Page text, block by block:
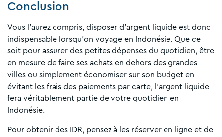
Conclusion
Vous l’aurez compris, disposer d’argent liquide est donc
indispensable lorsqu’on voyage en Indonésie. Que ce
soit pour assurer des petites dépenses du quotidien, être
en mesure de faire ses achats en dehors des grandes
villes ou simplement économiser sur son budget en
évitant les frais des paiements par carte, l’argent liquide
fera véritablement partie de votre quotidien en
Indonésie.
Pour obtenir des IDR, pensez à les réserver en ligne et de